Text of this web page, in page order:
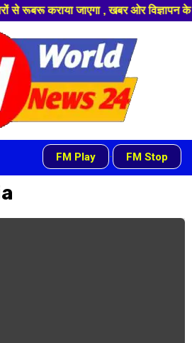
जाएगा , खबर ओर विज्ञापन के
FM Play - FM Stop